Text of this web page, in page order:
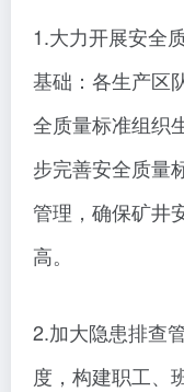
1.大力开展安全
基础：各生产区
全质量标准组织
步完善安全质量
管理，确保矿井
高。
2.加大隐患排查
度，构建职工、